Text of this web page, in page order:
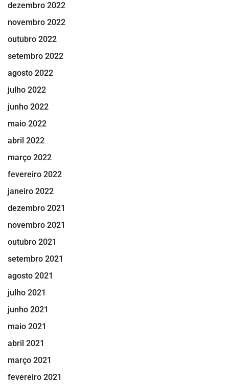
dezembro 2022
novembro 2022
outubro 2022
setembro 2022
agosto 2022
julho 2022
junho 2022
maio 2022
abril 2022
março 2022
fevereiro 2022
janeiro 2022
dezembro 2021
novembro 2021
outubro 2021
setembro 2021
agosto 2021
julho 2021
junho 2021
maio 2021
abril 2021
março 2021
fevereiro 2021